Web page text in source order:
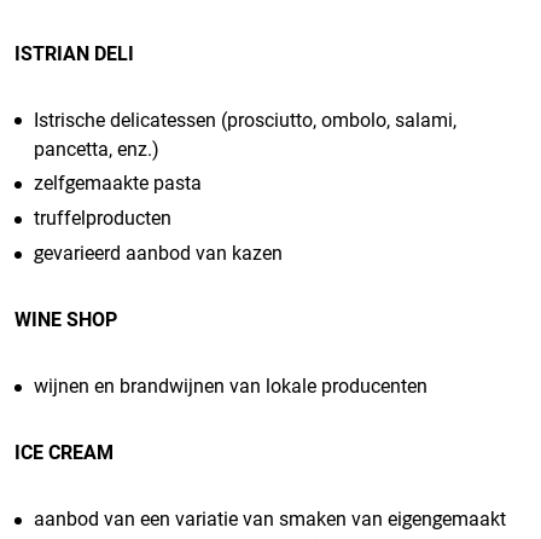
ISTRIAN DELI
Istrische delicatessen (prosciutto, ombolo, salami,
pancetta, enz.)
zelfgemaakte pasta
truffelproducten
gevarieerd aanbod van kazen
WINE SHOP
wijnen en brandwijnen van lokale producenten
ICE CREAM
aanbod van een variatie van smaken van eigengemaakt